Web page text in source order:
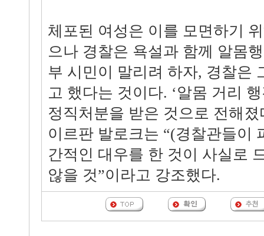
체포된 여성은 이를 모면하기
으나 경찰은 욕설과 함께 알몸
부 시민이 말리려 하자, 경찰은
고 했다는 것이다. ‘알몸 거리
정직처분을 받은 것으로 전해
이르판 발로크는 “(경찰관들이
간적인 대우를 한 것이 사실로
않을 것”이라고 강조했다.